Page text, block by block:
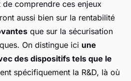
de comprendre ces enjeux
aussi bien sur la rentabilité
que sur la sécurisation
On distingue ici une
des dispositifs tels que le
spécifiquement la R&D, là où